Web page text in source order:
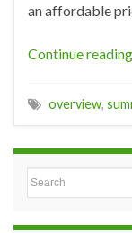
an affordable
Continue
overview,
Search for: